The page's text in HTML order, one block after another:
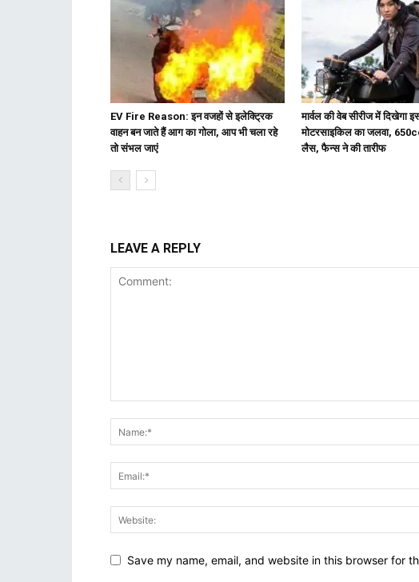
EV Fire Reason: इन वजहों से इलेक्ट्रिक
वाहन बन जाते हैं आग का गोला, आप भी चला रहे
तो संभल जाएं
मार्वल की वेब सीरीज में दिखेगा
मोटरसाइकिल का जलवा,
लैस, फैन्स ने की तारीफ
LEAVE A REPLY
Save my name, email, and website in this browser for